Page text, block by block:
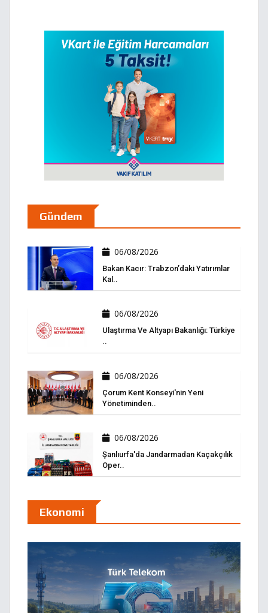
Gündem
06/08/2026
Bakan Kacır: Trabzon’daki Yatırımlar
Kal..
06/08/2026
Ulaştırma Ve Altyapı Bakanlığı: Türkiye
..
06/08/2026
Çorum Kent Konseyi'nin Yeni
Yönetiminden..
06/08/2026
Şanlıurfa'da Jandarmadan Kaçakçılık
Oper..
Ekonomi